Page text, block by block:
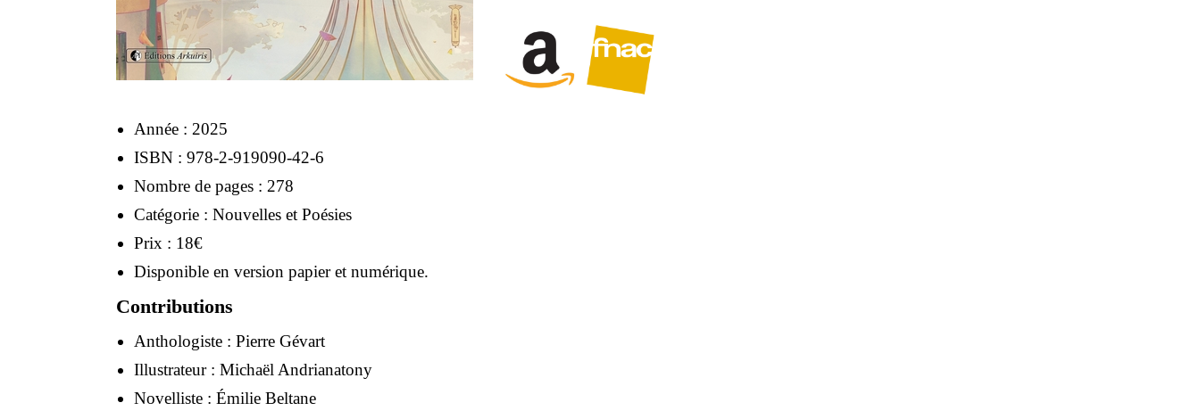
Année : 2025
ISBN : 978-2-919090-42-6
Nombre de pages : 278
Catégorie : Nouvelles et Poésies
Prix : 18€
Disponible en version papier et numérique.
Contributions
Anthologiste : Pierre Gévart
Illustrateur : Michaël Andrianatony
Novelliste : Émilie Beltane